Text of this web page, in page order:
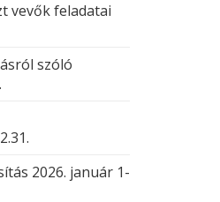
vevők feladatai
szóló
2026. január 1-